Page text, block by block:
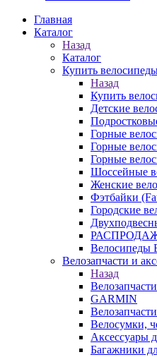
Главная
Каталог
Назад
Каталог
Купить
Назад
Купить
Детские
Горные
Горные
Горные
Шоссейные
Женские
Фэтбайки
Городские
Велосипеды
Велозапчасти и
Назад
GARMIN
Велозапчасти
Велосумки,
Аксессуары
Багажники